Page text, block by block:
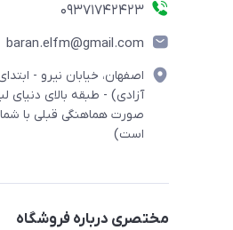
09371742423
baran.elfm@gmail.com
اصفهان، خیابان نیرو -
آزادی) - طبقه بالای
است)
مختصری درباره فروشگاه